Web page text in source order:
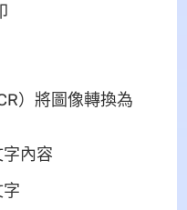
）將圖像轉換為
內容